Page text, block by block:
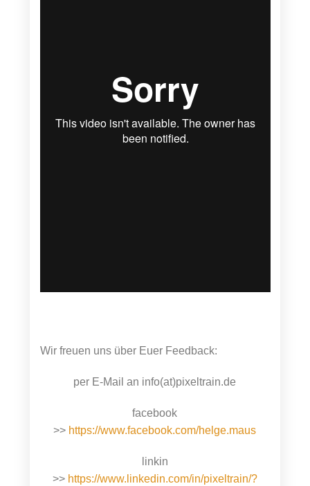
Wir freuen uns über Euer Feedback:
per E-Mail an info(at)pixeltrain.de
facebook
>> https://www.facebook.com/helge.maus
linkin
>> https://www.linkedin.com/in/pixeltrain/?